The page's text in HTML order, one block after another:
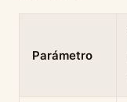
Parámetro